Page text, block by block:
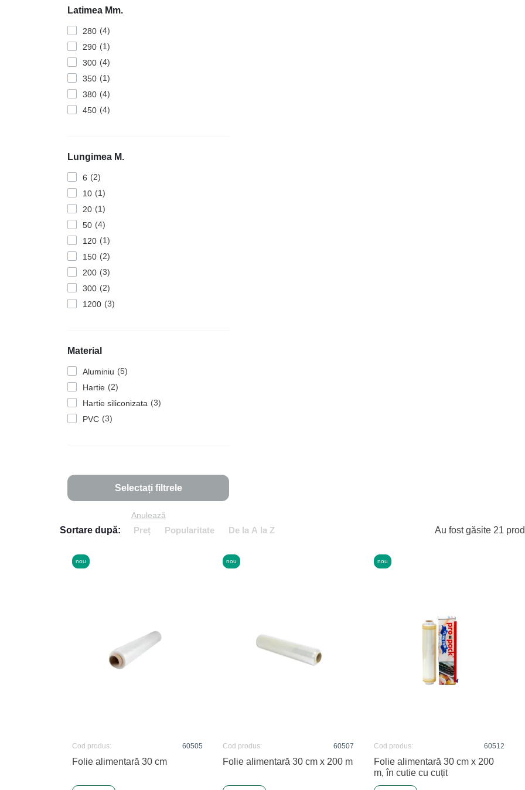
Latimea Mm.
280
4
290
1
300
4
350
1
380
4
450
4
Lungimea M.
6
2
10
1
20
1
50
4
120
1
150
2
200
3
300
2
1200
3
Material
Aluminiu
5
Hartie
2
Hartie siliconizata
3
PVC
3
Anulează
Selectați filtrele
Sortare după: Preț Popularitate De la A la Z Au fost găsite 21
nou
Folie alimentară 30 cm
Cod produs: 60505
nou
Folie alimentară 30 cm x 200 m
Cod produs: 60507
nou
Folie alimentară 30 cm x 200
m, în cutie cu cuțit
Cod produs: 60512